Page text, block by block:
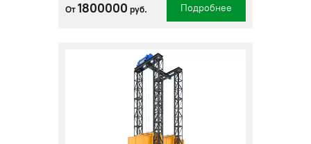
От 1800000 руб. Подробнее